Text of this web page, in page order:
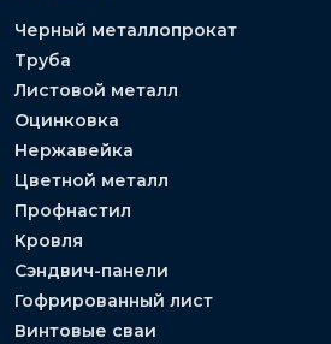
Черный металлопрокат
Труба
Листовой металл
Оцинковка
Нержавейка
Цветной металл
Профнастил
Кровля
Сэндвич-панели
Гофрированный лист
Винтовые сваи